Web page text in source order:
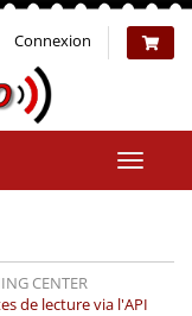
Connexion
la
CENTER
de lecture via l'API